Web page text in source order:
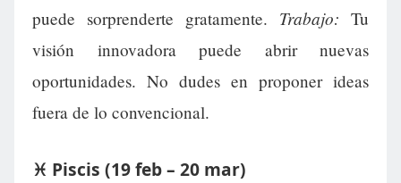
puede sorprenderte gratamente. Trabajo: Tu
visión innovadora puede abrir nuevas
oportunidades. No dudes en proponer ideas
fuera de lo convencional.
♓ Piscis (19 feb – 20 mar)